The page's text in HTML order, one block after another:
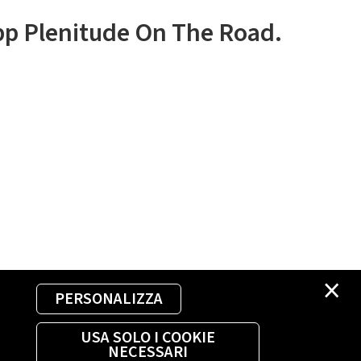
×
PERSONALIZZA
USA SOLO I COOKIE
NECESSARI
Plenitude On The Road.